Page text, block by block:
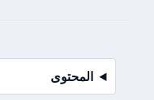
المحتوى